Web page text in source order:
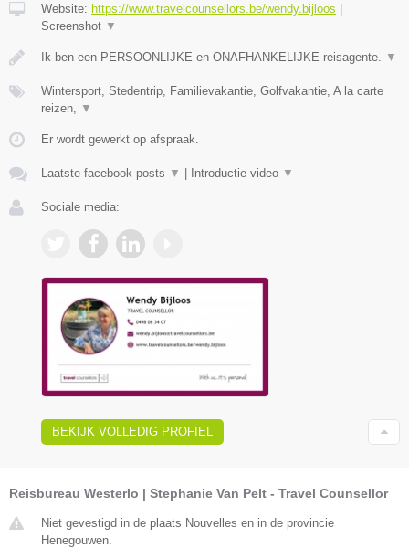
Website: https://www.travelcounsellors.be/wendy.bijloos
Screenshot ▼
Ik ben een PERSOONLIJKE en ONAFHANKELIJKE reisagente. ▼
Wintersport, Stedentrip, Familievakantie, Golfvakantie, A la carte
reizen,
▼
Er wordt gewerkt op afspraak.
Laatste facebook posts ▼ Introductie video ▼
Sociale media:
BEKIJK VOLLEDIG PROFIEL
Reisbureau Westerlo | Stephanie Van Pelt - Travel Counsellor
Niet gevestigd in de plaats Nouvelles en in de provincie
Henegouwen.